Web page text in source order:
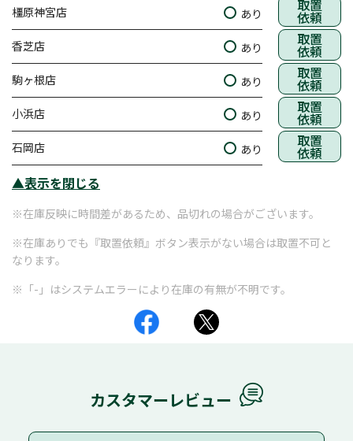
橿原神宮店 あり 取置
依頼
香芝店 あり 取置
依頼
駒ヶ根店 あり 取置
依頼
小浜店 あり 取置
依頼
石岡店 あり 取置
依頼
▲表示を閉じる
※在庫反映に時間差があるため、品切れの場合がございます。
※在庫ありでも『取置依頼』ボタン表示がない場合は取置不可と
なります。
※「-」はシステムエラーにより在庫の有無が不明です。
カスタマーレビュー